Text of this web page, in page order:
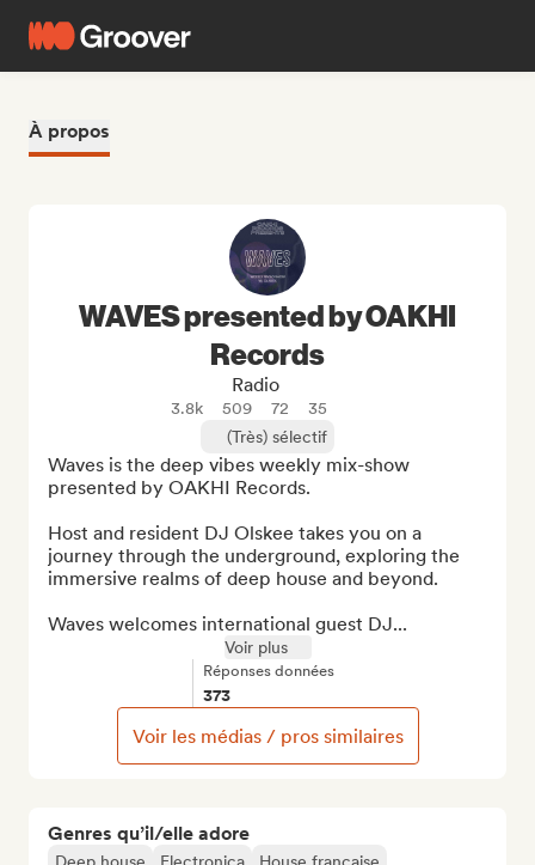
À propos
Genres qu’il/elle adore
WAVES presented by OAKHI
Records
Radio
3.8k 509 72
35
(Très) sélectif
Waves is the deep vibes weekly mix-show
presented by OAKHI Records.
Host and resident DJ Olskee takes you on a
journey through the underground, exploring the
immersive realms of deep house and beyond.
Waves welcomes international guest DJ...
Voir plus
Réponses données
373
Voir les médias / pros similaires